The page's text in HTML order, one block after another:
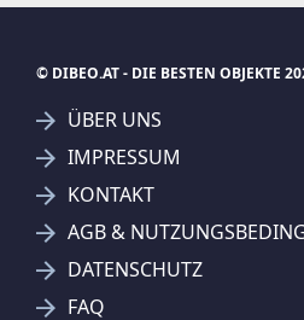
SUCHAGENT
AKTUELLEN
© DIBEO.AT - DIE BESTEN OBJEKTE
ÜBER UNS
IMPRESSUM
KONTAKT
AGB &
DATENSCHUTZ
FAQ